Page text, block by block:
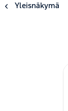
Yleisnäkymä